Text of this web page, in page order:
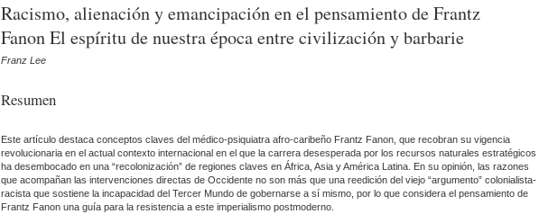
Racismo, alienación y emancipación en el pensamiento de Frantz
Fanon El espíritu de nuestra época entre civilización y barbarie
Franz Lee
Resumen
Este artículo destaca conceptos claves del médico-psiquiatra afro-caribeño Frantz Fanon, que recobran su vigencia
revolucionaria en el actual contexto internacional en el que la carrera desesperada por los recursos naturales estratégicos
ha desembocado en una “recolonización” de regiones claves en África, Asia y América Latina. En su opinión, las razones
que acompañan las intervenciones directas de Occidente no son más que una reedición del viejo “argumento” colonialista-
racista que sostiene la incapacidad del Tercer Mundo de gobernarse a sí mismo, por lo que considera el pensamiento de
Frantz Fanon una guía para la resistencia a este imperialismo postmoderno.